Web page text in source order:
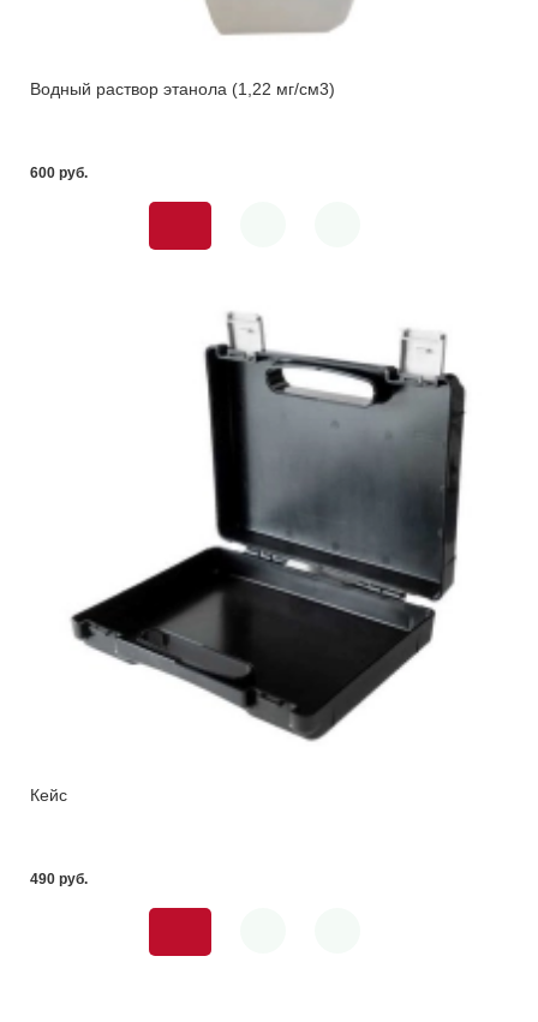
Водный раствор этанола (1,22 мг/см3)
600 pуб.
Кейс
490 pуб.